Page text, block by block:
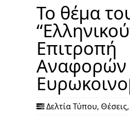
Το θέμα
Επιτροπή
Αναφορών
Δελτία Τύπου, Θέσεις,